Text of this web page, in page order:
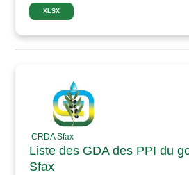
XLSX
CRDA Sfax
Liste des GDA des PPI du
Sfax